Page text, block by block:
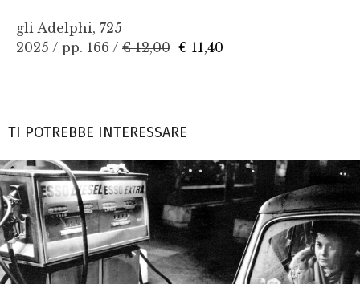
gli Adelphi, 725
2025 / pp. 166 / € 12,00 € 11,40
TI POTREBBE INTERESSARE